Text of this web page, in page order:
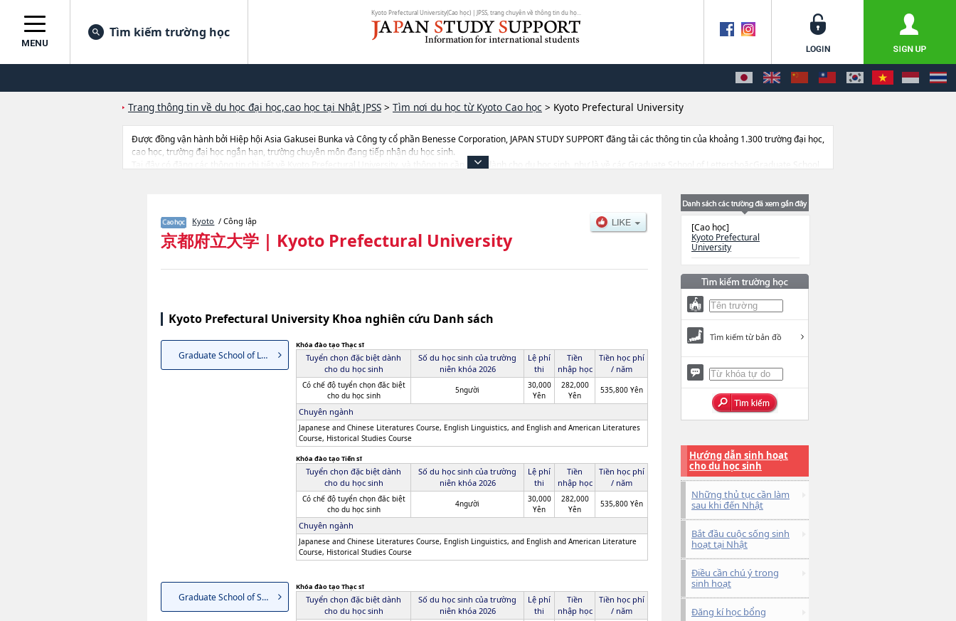
Kyoto Prefectural University(Cao học) | JPSS, trang chuyên về thông tin du họ...
MENU
Tìm kiếm trường học
Trang thông tin về du học đại học,cao học tại Nhật JPSS > Tìm nơi du học từ Kyoto Cao học > Kyoto Prefectural University
Được đồng vận hành bởi Hiệp hội Asia Gakusei Bunka và Công ty cổ phần Benesse Corporation, JAPAN STUDY SUPPORT đăng tải các thông tin của khoảng 1.300 trường đại học,
cao học, trường đại học ngắn hạn, trường chuyên môn đang tiếp nhận du học sinh.
Tại đây có đăng các thông tin chi tiết về Kyoto Prefectural University, và thông tin cần thiết dành cho du học sinh, như là về các Graduate School of LettershoặcGraduate School
Kyoto / Công lập
京都府立大学 | Kyoto Prefectural University
Kyoto Prefectural University Khoa nghiên cứu Danh sách
Graduate School of Letters
Khóa đào tạo Thạc sĩ
Tuyển chọn đặc biệt dành
cho du học sinh
Số du học sinh của trường
niên khóa 2026
Lệ phí
thi
Tiền
nhập học
Tiền học phí
/ năm
Có chế độ tuyển chọn đăc biệt
cho du học sinh
5người
30,000
Yên
282,000
Yên
535,800 Yên
Chuyên ngành
Japanese and Chinese Literatures Course, English Linguistics, and English and American Literatures
Course, Historical Studies Course
Khóa đào tạo Tiến sĩ
Tuyển chọn đặc biệt dành
cho du học sinh
Số du học sinh của trường
niên khóa 2026
Lệ phí
thi
Tiền
nhập học
Tiền học phí
/ năm
Có chế độ tuyển chọn đăc biệt
cho du học sinh
4người
30,000
Yên
282,000
Yên
535,800 Yên
Chuyên ngành
Japanese and Chinese Literatures Course, English Linguistics, and English and American Literature
Course, Historical Studies Course
Graduate School of Social Sci...
Khóa đào tạo Thạc sĩ
Tuyển chọn đặc biệt dành
cho du học sinh
Số du học sinh của trường
niên khóa 2026
Lệ phí
thi
Tiền
nhập học
Tiền học phí
/ năm
[Cao học]
Kyoto Prefectural
University
Tìm kiếm từ bản đồ
Hướng dẫn sinh hoạt
cho du học sinh
Những thủ tục cần làm
sau khi đến Nhật
Bắt đầu cuộc sống sinh
hoạt tại Nhật
Điều cần chú ý trong
sinh hoạt
Đăng kí học bổng